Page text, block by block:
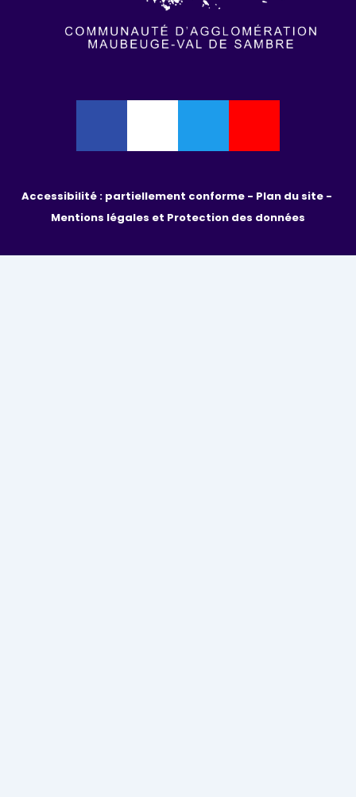
Accessibilité : partiellement conforme -
Mentions légales et Protection des données